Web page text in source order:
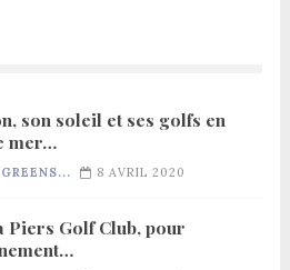
son soleil et ses golfs en
mer…
8 AVRIL 2020
Piers Golf Club, pour